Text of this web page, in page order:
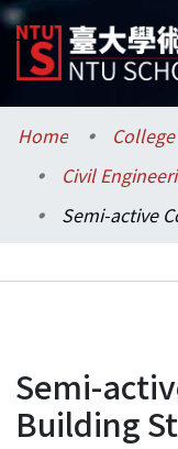
Communities &
Research
Statistics
Home
Semi-
Building